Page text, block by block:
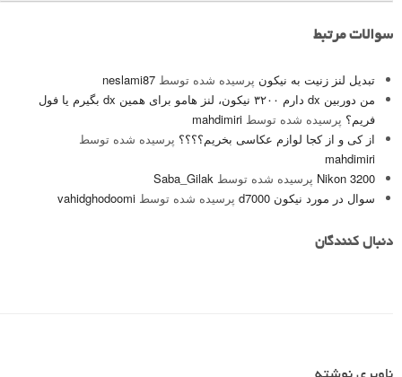
سوالات مرتبط
تبدیل لنز زنیت به نیکون پرسیده شده توسط neslami87
من دوربین dx دارم ۳۲۰۰ نیکون، لنز هامو برای همین dx بگیرم یا فول
فریم؟ پرسیده شده توسط mahdimiri
از کی و از کجا لوازم عکاسی بخریم؟؟؟؟ پرسیده شده توسط
mahdimiri
Nikon 3200 پرسیده شده توسط Saba_Gilak
سوال در مورد نیکون d7000
پرسیده شده توسط vahidghodoomi
دنبال کنندگان